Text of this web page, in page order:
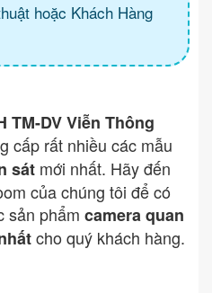
hoặc Khách Hàng
TM-DV Viễn Thông
cấp rất nhiều các mẫu
sát mới nhất. Hãy đến
của chúng tôi để có
sản phẩm camera quan
cho quý khách hàng.